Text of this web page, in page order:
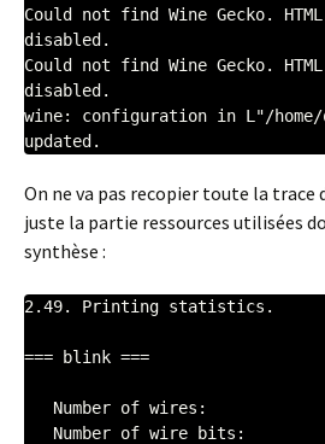
Could not find Wine Gecko.
disabled.
Could not find Wine Gecko.
disabled.
wine: configuration in L"/home/
On ne va pas recopier toute la trace
juste la partie ressources utilisées
synthèse :
2.49. Printing statistics.
=== blink ===